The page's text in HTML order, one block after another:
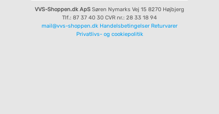
VVS-Shoppen.dk ApS Søren Nymarks Vej 15 8270 Højbjerg
Tlf.: 87 37 40 30 CVR nr.: 28 33 18 94
mail@vvs-shoppen.dk Handelsbetingelser Returvarer
Privatlivs- og cookiepolitik